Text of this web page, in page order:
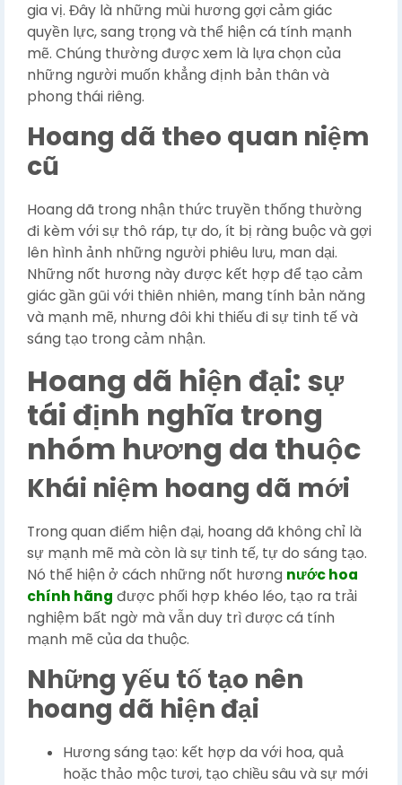
gia vị. Đây là những mùi hương gợi cảm giác
quyền lực, sang trọng và thể hiện cá tính mạnh
mẽ. Chúng thường được xem là lựa chọn của
những người muốn khẳng định bản thân và
phong thái riêng.
Hoang dã theo quan niệm
cũ
Hoang dã trong nhận thức truyền thống thường
đi kèm với sự thô ráp, tự do, ít bị ràng buộc và gợi
lên hình ảnh những người phiêu lưu, man dại.
Những nốt hương này được kết hợp để tạo cảm
giác gần gũi với thiên nhiên, mang tính bản năng
và mạnh mẽ, nhưng đôi khi thiếu đi sự tinh tế và
sáng tạo trong cảm nhận.
Hoang dã hiện đại: sự
tái định nghĩa trong
nhóm hương da thuộc
Khái niệm hoang dã mới
Trong quan điểm hiện đại, hoang dã không chỉ là
sự mạnh mẽ mà còn là sự tinh tế, tự do sáng tạo.
Nó thể hiện ở cách những nốt hương nước hoa
chính hãng được phối hợp khéo léo, tạo ra trải
nghiệm bất ngờ mà vẫn duy trì được cá tính
mạnh mẽ của da thuộc.
Những yếu tố tạo nên
hoang dã hiện đại
Hương sáng tạo: kết hợp da với hoa, quả
hoặc thảo mộc tươi, tạo chiều sâu và sự mới